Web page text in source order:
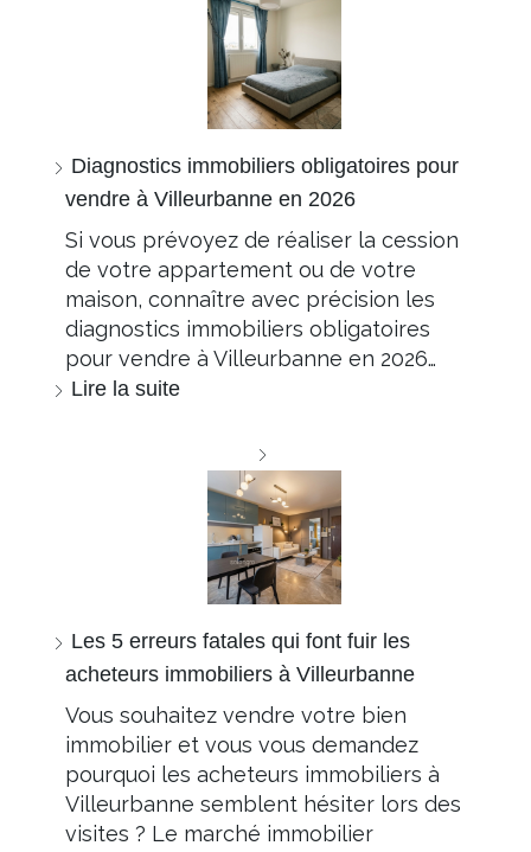
Diagnostics immobiliers obligatoires pour
vendre à Villeurbanne en 2026
Si vous prévoyez de réaliser la cession
de votre appartement ou de votre
maison, connaître avec précision les
diagnostics immobiliers obligatoires
pour vendre à Villeurbanne en 2026…
Lire la suite
Les 5 erreurs fatales qui font fuir les
acheteurs immobiliers à Villeurbanne
Vous souhaitez vendre votre bien
immobilier et vous vous demandez
pourquoi les acheteurs immobiliers à
Villeurbanne semblent hésiter lors des
visites ? Le marché immobilier